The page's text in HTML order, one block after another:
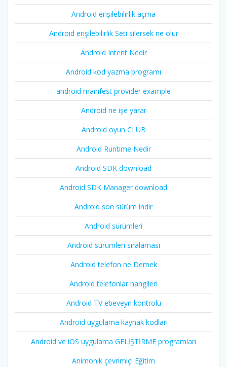
Android erişilebilirlik açma
Android erişilebilirlik Seti silersek ne olur
Android Intent Nedir
Android kod yazma programı
android manifest provider example
Android ne işe yarar
Android oyun CLUB
Android Runtime Nedir
Android SDK download
Android SDK Manager download
Android son sürüm indir
Android sürümleri
Android sürümleri sıralaması
Android telefon ne Demek
Android telefonlar hangileri
Android TV ebeveyn kontrolü
Android uygulama kaynak kodları
Android ve iOS uygulama GELİŞTİRME programları
Animonik çevrimiçi Eğitim